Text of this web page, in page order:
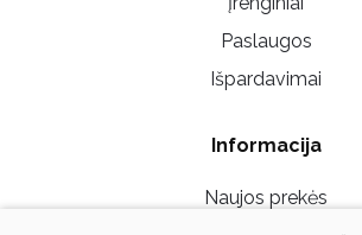
Paslaugos
Išpardavimai
Informacija
Naujos prekės